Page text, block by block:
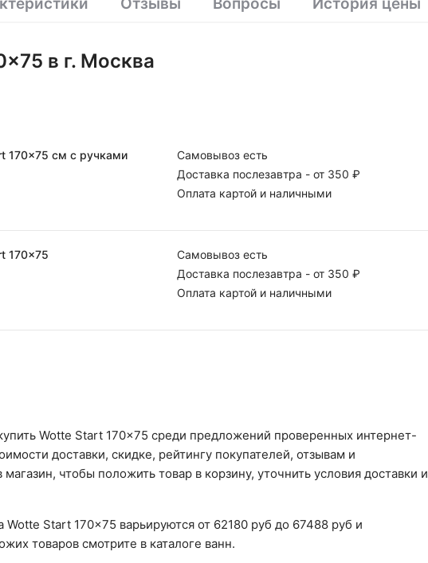
в г. Москва
170x75 см с ручками
Самовывоз есть
Доставка послезавтра - от 350 ₽
Оплата картой и наличными
170x75
Самовывоз есть
Доставка послезавтра - от 350 ₽
Оплата картой и наличными
Wotte Start 170x75 среди предложений проверенных интернет-
доставки, скидке, рейтингу покупателей, отзывам и
чтобы положить товар в корзину, уточнить условия доставки и
Start 170x75 варьируются от 62180 руб до 67488 руб и
товаров смотрите в каталоге ванн.